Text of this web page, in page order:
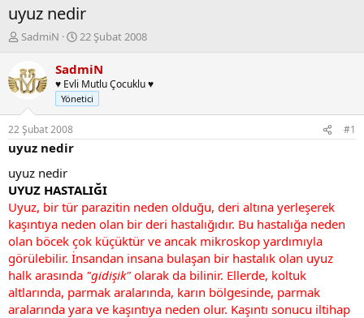
uyuz nedir
K
n
b
u
y
u
b
a
a
t
a
n
SadmiN
B
ş
a
n
ı
r
h
i
22 Şubat 2008
SadmiN
♥ Evli Mutlu Çocuklu ♥
Yönetici
22 Şubat 2008 #1
uyuz nedir
uyuz nedir
UYUZ HASTALIĞI
Uyuz, bir tür parazitin neden olduğu, deri altına yerleşerek
kaşıntıya neden olan bir deri hastalığıdır. Bu hastalığa neden
olan böcek çok küçüktür ve ancak mikroskop yardımıyla
görülebilir. İnsandan insana bulaşan bir hastalık olan uyuz
halk arasında "gidişik" olarak da bilinir. Ellerde, koltuk
altlarında, parmak aralarında, karın bölgesinde, parmak
aralarında yara ve kaşıntıya neden olur. Kaşıntı sonucu iltihap